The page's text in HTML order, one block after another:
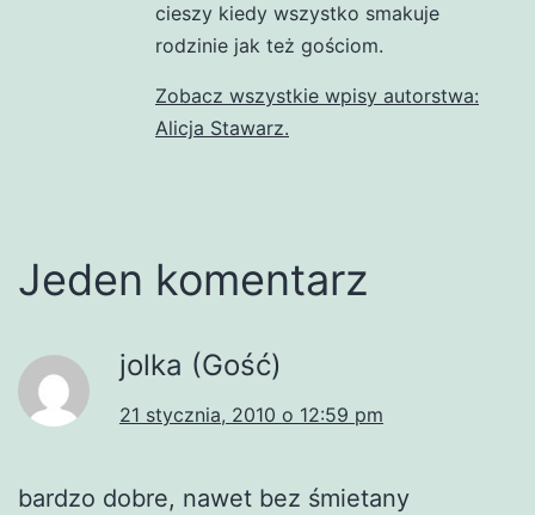
cieszy kiedy wszystko smakuje
rodzinie jak też gościom.
Zobacz wszystkie wpisy autorstwa:
Alicja Stawarz.
Jeden komentarz
jolka (Gość)
21 stycznia, 2010 o 12:59 pm
bardzo dobre, nawet bez śmietany